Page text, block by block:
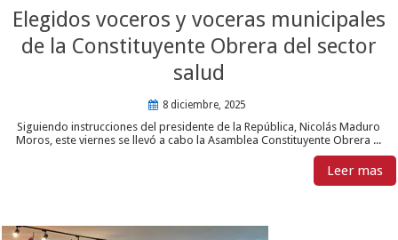
Elegidos voceros y voceras municipales
de la Constituyente Obrera del sector
salud
8 diciembre, 2025
Siguiendo instrucciones del presidente de la República, Nicolás Maduro
Moros, este viernes se llevó a cabo la Asamblea Constituyente Obrera ...
Leer mas